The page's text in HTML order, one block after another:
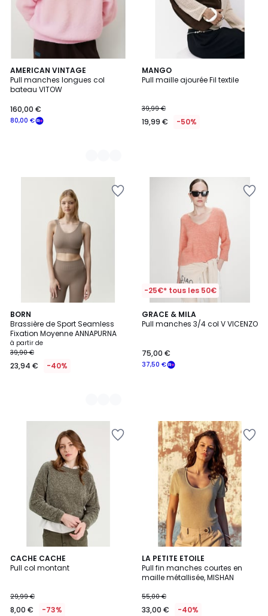
AMERICAN VINTAGE
Pull manches longues col
bateau VITOW
80,00 €
160,00 €
5
Couleurs
MANGO
Pull maille ajourée Fil textile
39,99 €
19,99 € -50%
BORN
Brassière de Sport Seamless
Fixation Moyenne ANNAPURNA
à partir de
39,90 €
23,94 € -40%
2
Couleurs
-25€* tous les 50€
GRACE & MILA
Pull manches 3/4 col V VICENZO
37,50 €
75,00 €
CACHE CACHE
Pull col montant
29,99 €
8,00 € -73%
LA PETITE ETOILE
Pull fin manches courtes en
maille métallisée, MISHAN
55,00 €
33,00 € -40%
5
/
5